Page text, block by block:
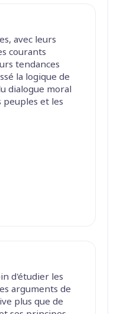
avec leurs
courants
tendances
la logique de
dialogue moral
et les
d'étudier les
arguments de
plus que de